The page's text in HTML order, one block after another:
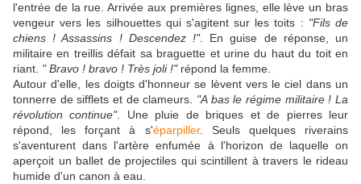
l'entrée de la rue. Arrivée aux premières lignes, elle lève un bras
vengeur vers les silhouettes qui s'agitent sur les toits : "Fils de
chiens ! Assassins ! Descendez !". En guise de réponse, un
militaire en treillis défait sa braguette et urine du haut du toit en
riant. " Bravo ! bravo ! Très joli !"répond la femme.
Autour d'elle, les doigts d'honneur se lèvent vers le ciel dans un
tonnerre de sifflets et de clameurs. "A bas le régime militaire ! La
révolution continue". Une pluie de briques et de pierres leur
répond, les forçant à s'éparpiller. Seuls quelques riverains
s'aventurent dans l'artère enfumée à l'horizon de laquelle on
aperçoit un ballet de projectiles qui scintillent à travers le rideau
humide d'un canon à eau.